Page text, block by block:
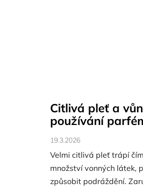
Citlivá pleť a
používání
19.3.2026
Velmi citlivá pleť trápí
množství vonných látek,
způsobit podráždění.